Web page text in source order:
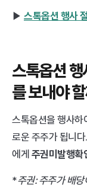
▶︎ 스톡옵션 행사
스톡옵션 행
를 보내야
스톡옵션을 행사하
로운 주주가 됩니
에게 주권미발행확
*주권: 주주가 배